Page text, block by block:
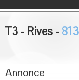
Accueil
Nos Annonces
Annonce
T3 - Rives - 813